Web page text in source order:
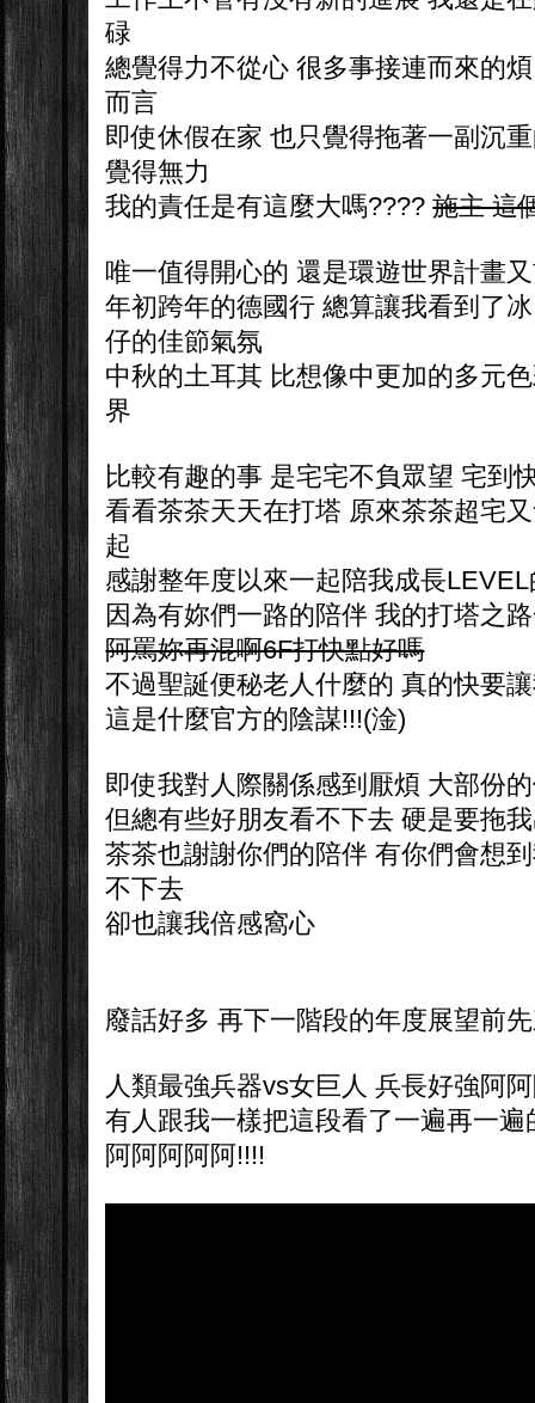
碌
總覺得力不從心 很多事接連而來的
而言
即使休假在家 也只覺得拖著一副沉
覺得無力
我的責任是有這麼大嗎????施主 這
唯一值得開心的 還是環遊世界計畫
年初跨年的德國行 總算讓我看到了
仔的佳節氣氛
中秋的土耳其 比想像中更加的多元
界
比較有趣的事 是宅宅不負眾望 宅到
看看茶茶天天在打塔 原來茶茶超宅
起
感謝整年度以來一起陪我成長
因為有妳們一路的陪伴 我的打塔之
阿罵妳再混啊6F打快點好嗎
不過聖誕便秘老人什麼的 真的快要
這是什麼官方的陰謀!!!(淦)
即使我對人際關係感到厭煩 大部份
但總有些好朋友看不下去 硬是要拖
茶茶也謝謝你們的陪伴 有你們會想
不下去
卻也讓我倍感窩心
廢話好多 再下一階段的年度展望前
人類最強兵器vs女巨人 兵長好強阿
有人跟我一樣把這段看了一遍再一
阿阿阿阿阿!!!!